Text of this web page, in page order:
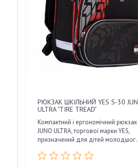
РЮКЗАК ШКІЛЬНИЙ YES S-30
ULTRA "TIRE TREAD"
Компактний і ергономічний
JUNO ULTRA, торгової марки YES,
призначений для дітей молодшог..